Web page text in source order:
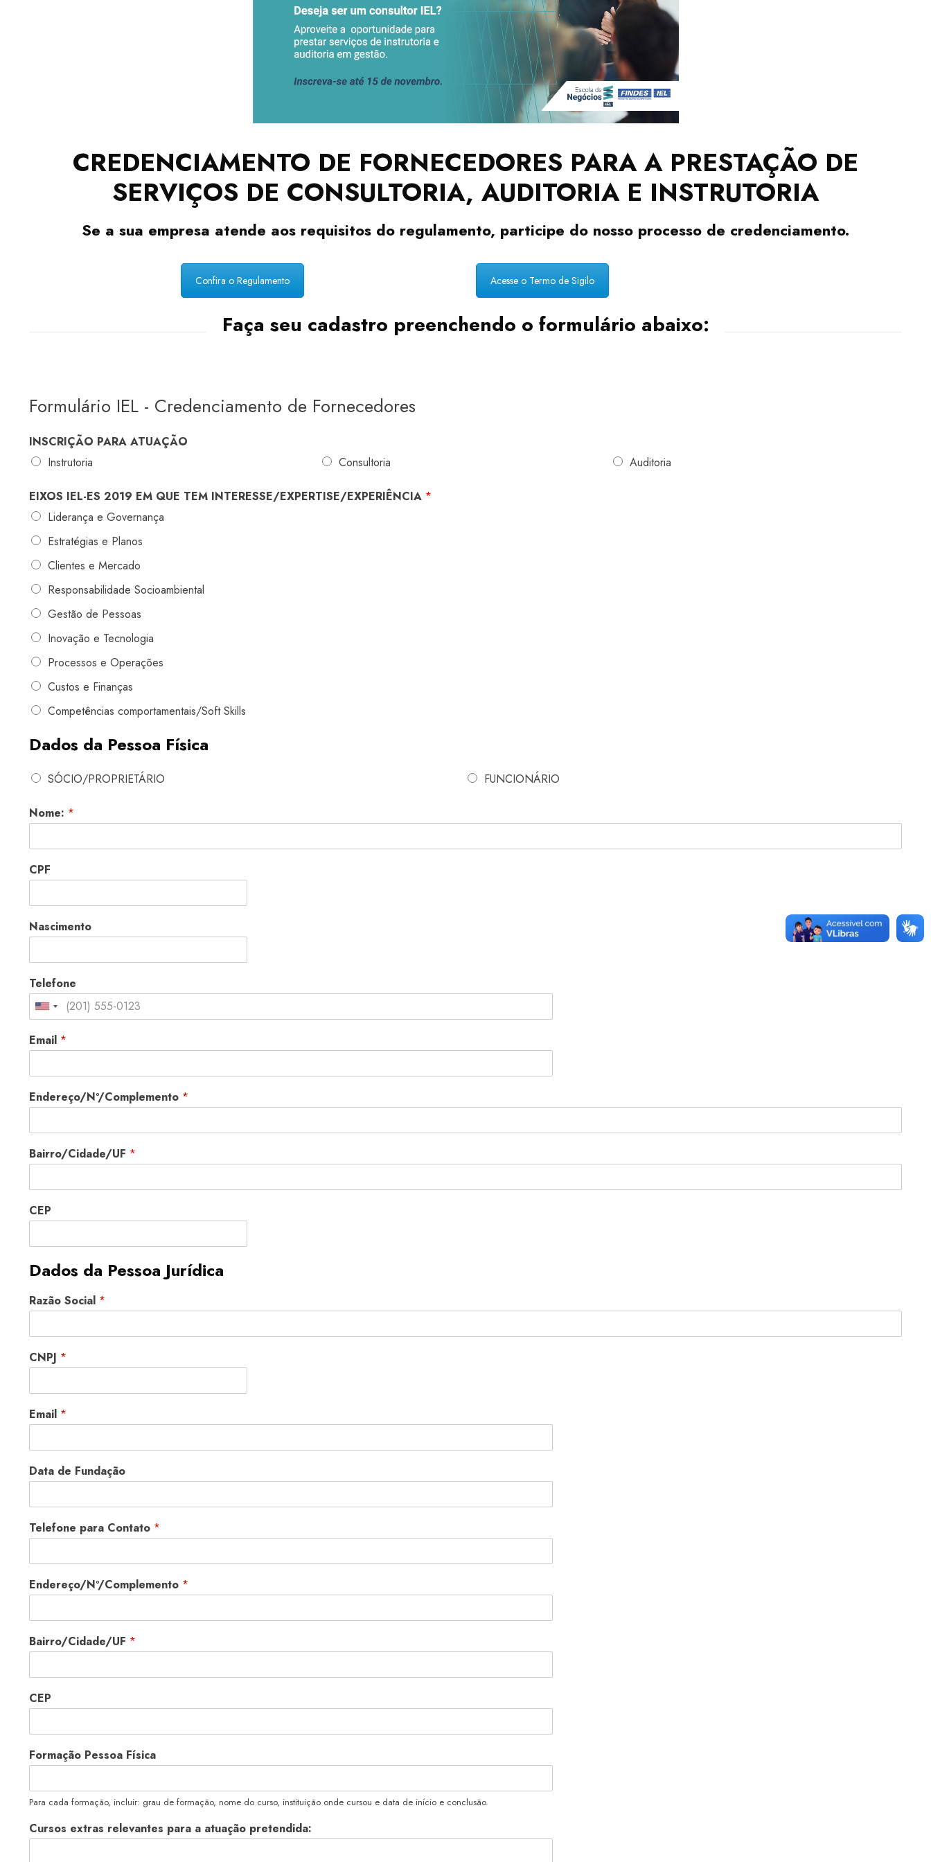
CREDENCIAMENTO DE FORNECEDORES PARA A PRESTAÇÃO DE
SERVIÇOS DE CONSULTORIA, AUDITORIA E INSTRUTORIA
Se a sua empresa atende aos requisitos do regulamento, participe do nosso processo de credenciamento.
Confira o Regulamento Acesse o Termo de Sigilo
Faça seu cadastro preenchendo o formulário abaixo:
Formulário IEL - Credenciamento de Fornecedores
INSCRIÇÃO PARA ATUAÇÃO
Instrutoria
Consultoria Auditoria
EIXOS IEL-ES 2019 EM QUE TEM INTERESSE/EXPERTISE/EXPERIÊNCIA *
Liderança e Governança
Estratégias e Planos
Clientes e Mercado
Responsabilidade Socioambiental
Gestão de Pessoas
Inovação e Tecnologia
Processos e Operações
Custos e Finanças
Competências comportamentais/Soft Skills
Dados da Pessoa Física
SÓCIO/PROPRIETÁRIO FUNCIONÁRIO
Nome: *
CPF
Nascimento
Telefone
Email *
Endereço/Nº/Complemento *
Bairro/Cidade/UF *
CEP
Dados da Pessoa Jurídica
Razão Social *
CNPJ *
Email *
Data de Fundação
Telefone para Contato *
Endereço/Nº/Complemento *
Bairro/Cidade/UF *
CEP
Formação Pessoa Física
Para cada formação, incluir: grau de formação, nome do curso, instituição onde cursou e data de início e conclusão.
Cursos extras relevantes para a atuação pretendida: